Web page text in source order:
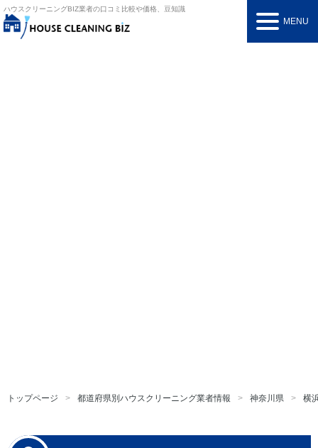
ハウスクリーニングBIZ業者の口コミ比較や価格、豆知識
MENU
トップページ 都道府県別ハウスクリーニング業者情報 神奈川県 横